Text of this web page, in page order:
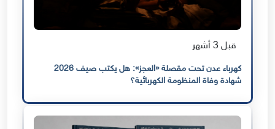
قبل 3 أشهر
كهرباء عدن تحت مقصلة «العجز»: هل يكتب صيف 2026
شهادة وفاة المنظومة الكهربائية؟